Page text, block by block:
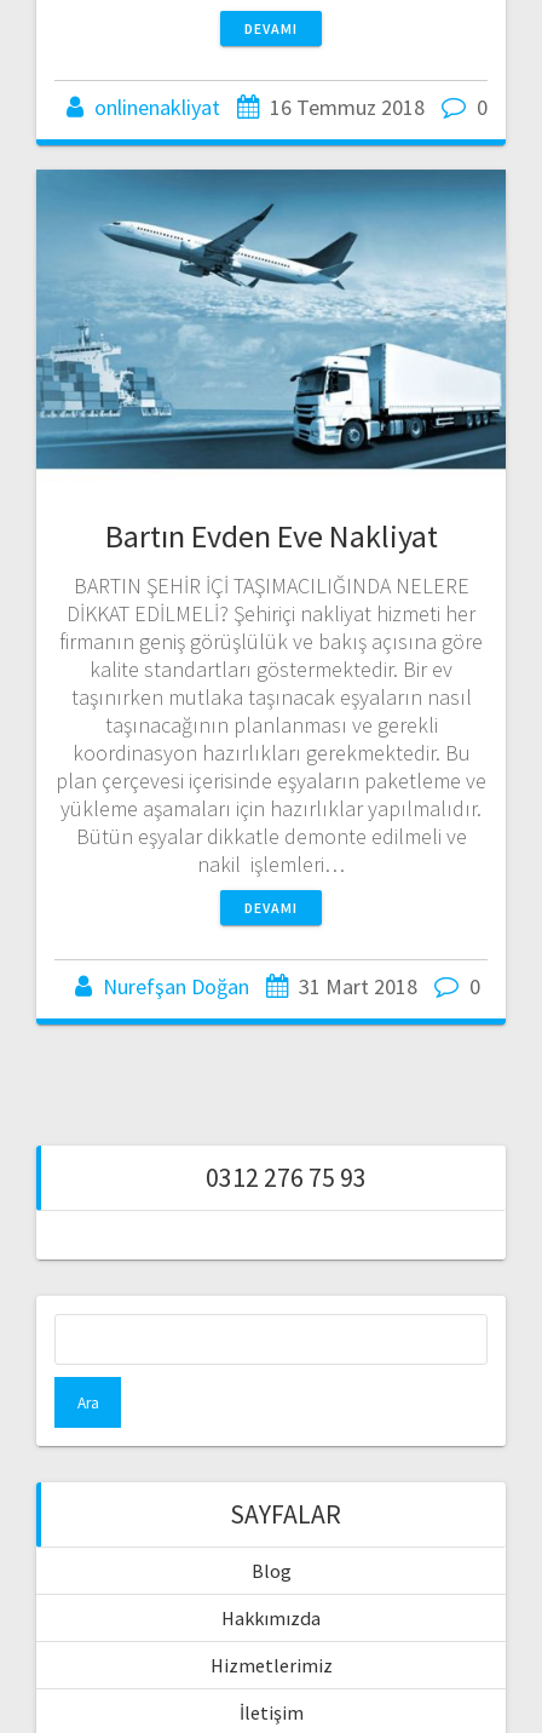
DEVAMI
onlinenakliyat 16 Temmuz 2018 0
Bartın Evden Eve Nakliyat
BARTIN ŞEHİR İÇİ TAŞIMACILIĞINDA NELERE
DİKKAT EDİLMELİ? Şehiriçi nakliyat hizmeti her
firmanın geniş görüşlülük ve bakış açısına göre
kalite standartları göstermektedir. Bir ev
taşınırken mutlaka taşınacak eşyaların nasıl
taşınacağının planlanması ve gerekli
koordinasyon hazırlıkları gerekmektedir. Bu
plan çerçevesi içerisinde eşyaların paketleme ve
yükleme aşamaları için hazırlıklar yapılmalıdır.
Bütün eşyalar dikkatle demonte edilmeli ve
nakil işlemleri…
DEVAMI
Nurefşan Doğan 31 Mart 2018 0
0312 276 75 93
SAYFALAR
Blog
Hakkımızda
Hizmetlerimiz
İletişim